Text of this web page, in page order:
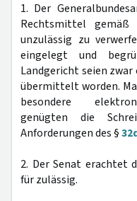
1. Der
Rechtsmittel gemäß
unzulässig zu
eingelegt und
Landgericht seien
übermittelt worden.
besondere
genügten die
Anforderungen des §
2. Der Senat erachtet
für zulässig.